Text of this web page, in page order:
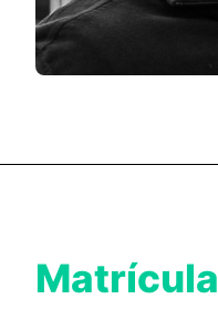
Matrícula